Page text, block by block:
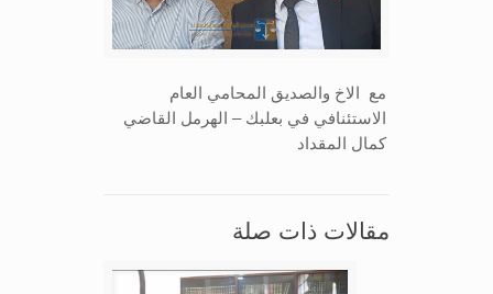
مع الاخ والصديق المحامي العام
الاستئنافي في بعلبك – الهرمل القاضي
كمال المقداد
مقالات ذات صلة